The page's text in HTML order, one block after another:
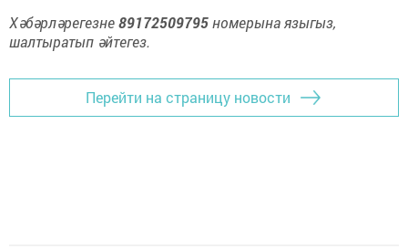
Хәбәрләрегезне89172509795номерына языгыз,
шалтыратып әйтегез.
Перейти на страницу новости